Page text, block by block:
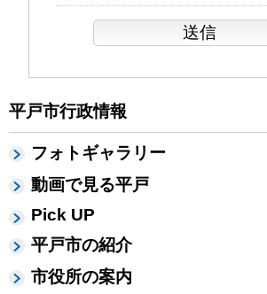
平戸市行政情報
フォトギャラリー
動画で見る平戸
Pick UP
平戸市の紹介
市役所の案内